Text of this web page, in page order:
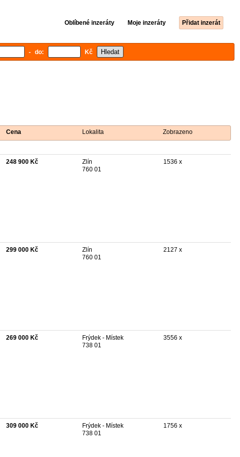
Oblíbené inzeráty Moje inzeráty Přidat inzerát
- do: Kč
Cena Lokalita Zobrazeno
248 900 Kč
Zlín
760 01
1536 x
299 000 Kč
Zlín
760 01
2127 x
269 000 Kč
Frýdek - Místek
738 01
3556 x
309 000 Kč
Frýdek - Místek
738 01
1756 x